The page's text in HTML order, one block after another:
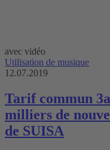
avec vidéo
Utilisation de musique
12.07.2019
Tarif commun
milliers de
de SUISA